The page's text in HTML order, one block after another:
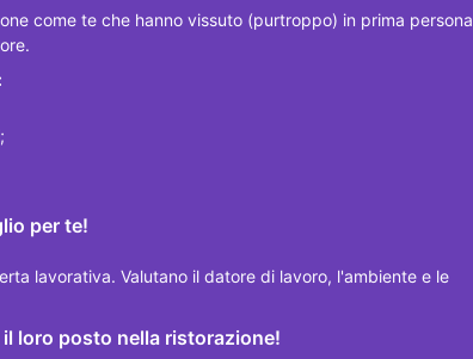
come te che hanno vissuto (purtroppo) in prima persona
per te!
lavorativa. Valutano il datore di lavoro, l'ambiente e le
loro posto nella ristorazione!